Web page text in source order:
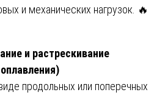
и механических нагрузок. 🔥
и растрескивание
продольных или поперечных